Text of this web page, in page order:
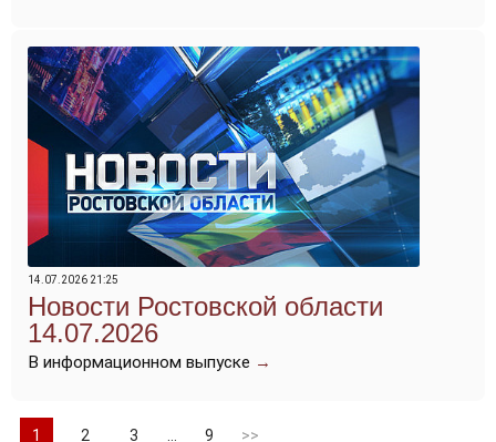
14.07.2026 21:25
Новости Ростовской области
14.07.2026
В информационном выпуске →
1 2 3 9 >>